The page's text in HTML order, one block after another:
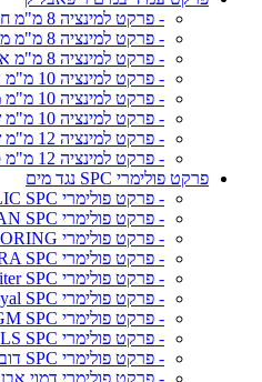
- פרקט למינציה 8 מ"מ חרבות ברזל
- פרקט למינציה 8 מ"מ מלטה איילנד
- פרקט למינציה 8 מ"מ אימפרסיב פלוס
- פרקט למינציה 10 מ"מ אימפרסיב פלוס
- פרקט למינציה 10 מ"מ מג'סטיק קראון
- פרקט למינציה 10 מ"מ שארק אושן 10
- פרקט למינציה 12 מ"מ שארק אושן 12
- פרקט למינציה 12 מ"מ סילבר ווילואו
פרקט פולימרי SPC נגד מים
- פרקט פולימרי REPUBLIC SPC נגד מים
- פרקט פולימרי OCEAN SPC פנטום נגד מים
- פרקט פולימרי SPC FLOORING נגד מים
- פרקט פולימרי TERRA SPC טרה נגד מים
- פרקט פולימרי Jupiter SPC נגד מים
- פרקט פולימרי Royal SPC נגד מים
- פרקט פולימרי MGM SPC נגד מים
- פרקט פולימרי ORIGINALS SPC נגד מים
- פרקט פולימרי SPC דוביפרקט נגד מים
- פרקט פולימרי דמוי אבן REPUBLIC SPC נגד מים